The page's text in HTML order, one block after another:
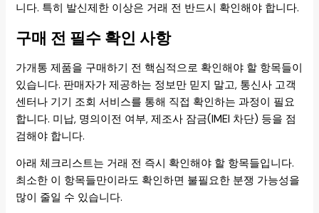
니다. 특히 발신제한 이상은 거래 전 반드시 확인해야 합니다.
구매 전 필수 확인 사항
가개통 제품을 구매하기 전 핵심적으로 확인해야 할 항목들이
있습니다. 판매자가 제공하는 정보만 믿지 말고, 통신사 고객
센터나 기기 조회 서비스를 통해 직접 확인하는 과정이 필요
합니다. 미납, 명의이전 여부, 제조사 잠금(IMEI 차단) 등을 점
검해야 합니다.
아래 체크리스트는 거래 전 즉시 확인해야 할 항목들입니다.
최소한 이 항목들만이라도 확인하면 불필요한 분쟁 가능성을
많이 줄일 수 있습니다.